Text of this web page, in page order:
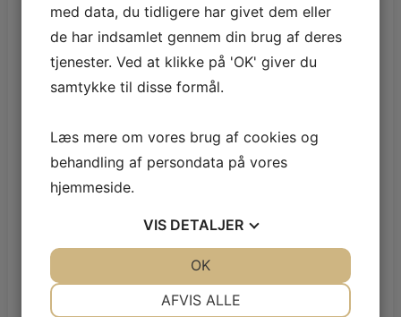
juli 2021
april 2021
marts 2021
november 2020
med data, du tidligere har givet dem eller
de har indsamlet gennem din brug af deres
tjenester. Ved at klikke på 'OK' giver du
samtykke til disse formål.
Læs mere om vores brug af cookies og
behandling af persondata på vores
hjemmeside.
VIS DETALJER
AFVIS ALLE
OK